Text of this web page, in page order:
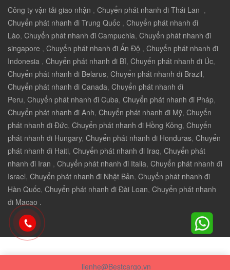
Công ty vận tải giao nhận , Chuyển phát nhanh đi Thái Lan ,
Chuyển phát nhanh đi Trung Quốc , Chuyển phát nhanh đi
Lào, Chuyển phát nhanh đi Campuchia, Chuyển phát nhanh đi
singapore , Chuyển phát nhanh đi Ấn Độ , Chuyển phát nhanh đi
Indonesia , Chuyển phát nhanh đi Bỉ, Chuyển phát nhanh đi Úc,
Chuyển phát nhanh đi Belarus, Chuyển phát nhanh đi Brazil,
Chuyển phát nhanh đi Canada, Chuyển phát nhanh đi
Peru, Chuyển phát nhanh đi Cuba, Chuyển phát nhanh đi Pháp,
Chuyển phát nhanh đi Anh, Chuyển phát nhanh đi Mỹ, Chuyển
phát nhanh đi Đức, Chuyển phát nhanh đi Hồng Kông, Chuyển
phát nhanh đi Hungary, Chuyển phát nhanh đi Honduras, Chuyển
phát nhanh đi Haiti, Chuyển phát nhanh đi Iraq, Chuyển phát
nhanh đi Iran , Chuyển phát nhanh đi Italia, Chuyển phát nhanh đi
Israel, Chuyển phát nhanh đi Nhật Bản, Chuyển phát nhanh đi
Hàn Quốc, Chuyển phát nhanh đi Đài Loan, Chuyển phát nhanh
đi Macao .
lienhe@Bestcargo.vn